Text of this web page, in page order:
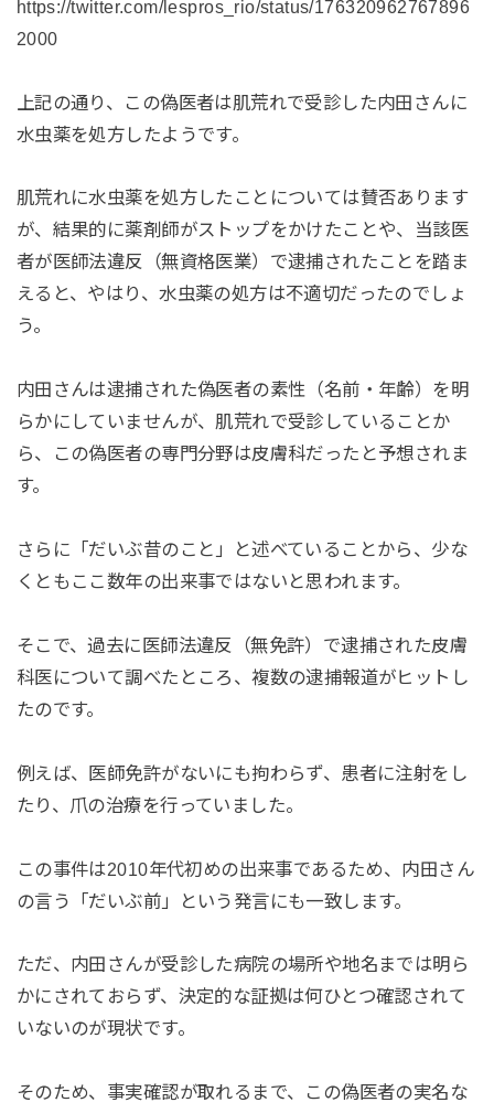
https://twitter.com/lespros_rio/status/176320962767896
2000
上記の通り、この偽医者は肌荒れで受診した内田さんに
水虫薬を処方したようです。
肌荒れに水虫薬を処方したことについては賛否あります
が、結果的に薬剤師がストップをかけたことや、当該医
者が医師法違反（無資格医業）で逮捕されたことを踏ま
えると、やはり、水虫薬の処方は不適切だったのでしょ
う。
内田さんは逮捕された偽医者の素性（名前・年齢）を明
らかにしていませんが、肌荒れで受診していることか
ら、この偽医者の専門分野は皮膚科だったと予想されま
す。
さらに「だいぶ昔のこと」と述べていることから、少な
くともここ数年の出来事ではないと思われます。
そこで、過去に医師法違反（無免許）で逮捕された皮膚
科医について調べたところ、複数の逮捕報道がヒットし
たのです。
例えば、医師免許がないにも拘わらず、患者に注射をし
たり、爪の治療を行っていました。
この事件は2010年代初めの出来事であるため、内田さん
の言う「だいぶ前」という発言にも一致します。
ただ、内田さんが受診した病院の場所や地名までは明ら
かにされておらず、決定的な証拠は何ひとつ確認されて
いないのが現状です。
そのため、事実確認が取れるまで、この偽医者の実名な